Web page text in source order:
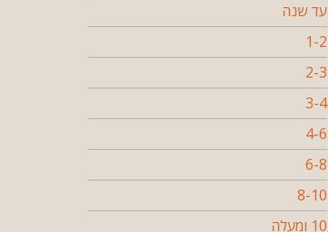
עד שנה
1-2
2-3
3-4
4-6
6-8
8-10
10 ומעלה